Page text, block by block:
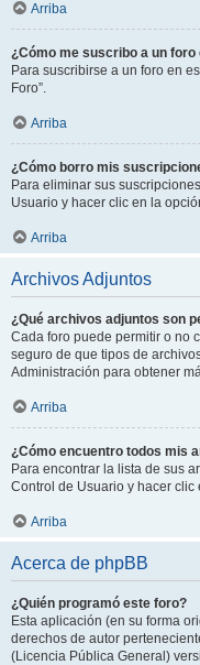
Arriba
¿Cómo me suscribo a un
Para suscribirse a un foro en
Foro”.
Arriba
¿Cómo borro mis
Para eliminar sus
Usuario y hacer clic en la
Arriba
Archivos Adjuntos
¿Qué archivos adjuntos son
Cada foro puede permitir o no
seguro de que tipos de
Administración para obtener
Arriba
¿Cómo encuentro todos mis
Para encontrar la lista de sus
Control de Usuario y hacer clic
Arriba
Acerca de phpBB
¿Quién programó este foro?
Esta aplicación (en su forma
derechos de autor
(Licencia Pública General)